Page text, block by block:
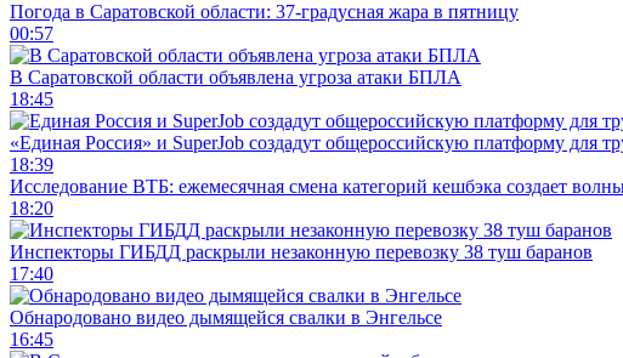
Погода в Саратовской области: 37-градусная жара в пятницу
00:57
В Саратовской области объявлена угроза атаки БПЛА
18:45
«Единая Россия» и SuperJob создадут общероссийскую платформу для
18:39
Исследование ВТБ: ежемесячная смена категорий кешбэка создает
18:20
Инспекторы ГИБДД раскрыли незаконную перевозку 38 туш баранов
17:40
Обнародовано видео дымящейся свалки в Энгельсе
16:45